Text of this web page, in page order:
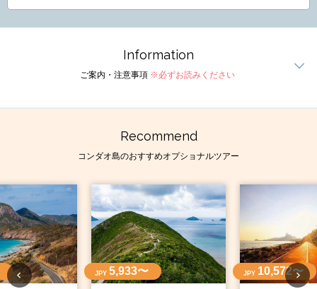
Information
ご案内・注意事項 ※必ずお読みください
Recommend
コンダオ島のおすすめオプショナルツアー
JPY 5,933〜 JPY 10,572〜